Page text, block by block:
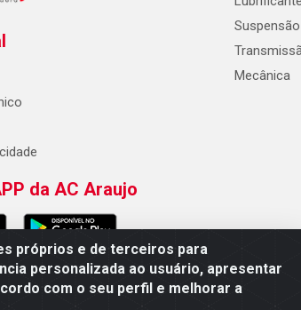
próprios e de terceiros para
personalizada ao usuário, apresentar
com o seu perfil e melhorar a
da AC Araujo
Suspensão
Mecânica
AC Araujo Distribuidora - Rua Carneiro de Campos,